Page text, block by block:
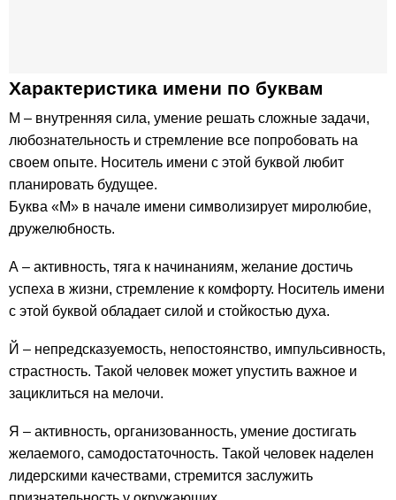
Характеристика имени по буквам
М – внутренняя сила, умение решать сложные задачи,
любознательность и стремление все попробовать на
своем опыте. Носитель имени с этой буквой любит
планировать будущее.
Буква «М» в начале имени символизирует миролюбие,
дружелюбность.
А – активность, тяга к начинаниям, желание достичь
успеха в жизни, стремление к комфорту. Носитель имени
с этой буквой обладает силой и стойкостью духа.
Й – непредсказуемость, непостоянство, импульсивность,
страстность. Такой человек может упустить важное и
зациклиться на мелочи.
Я – активность, организованность, умение достигать
желаемого, самодостаточность. Такой человек наделен
лидерскими качествами, стремится заслужить